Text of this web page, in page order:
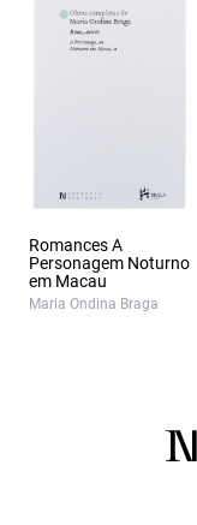
Romances A
Personagem Noturno
em Macau
Maria Ondina Braga